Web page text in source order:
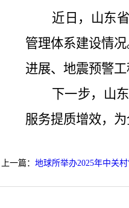
近日，山东
管理体系建设情
进展、地震预警
下一步，山
服务提质增效，
上一篇： 地球所举办2025年中关